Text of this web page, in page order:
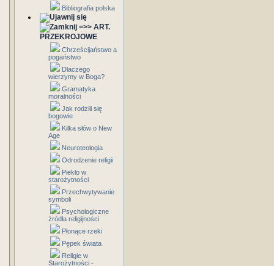
Bibliografia polska
=>> ART.
PRZEKROJOWE
Chrześcijaństwo a
pogaństwo
Dlaczego
wierzymy w Boga?
Gramatyka
moralności
Jak rodzili się
bogowie
Kilka słów o New
Age
Neuroteologia
Odrodzenie religii
Piekło w
starożytności
Przechwytywanie
symboli
Psychologiczne
źródła religijności
Płonące rzeki
Pępek świata
Religie w
Starożytności -